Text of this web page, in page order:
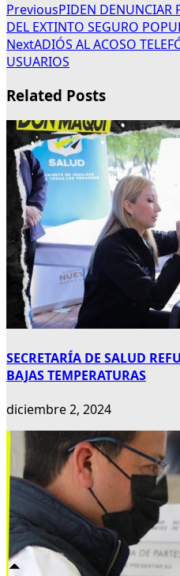
PreviousPIDEN DENUNCIAR
DEL EXTINTO SEGURO
NextADIÓS AL ACOSO
USUARIOS
Related Posts
SECRETARÍA DE SALUD
BAJAS TEMPERATURAS
diciembre 2, 2024